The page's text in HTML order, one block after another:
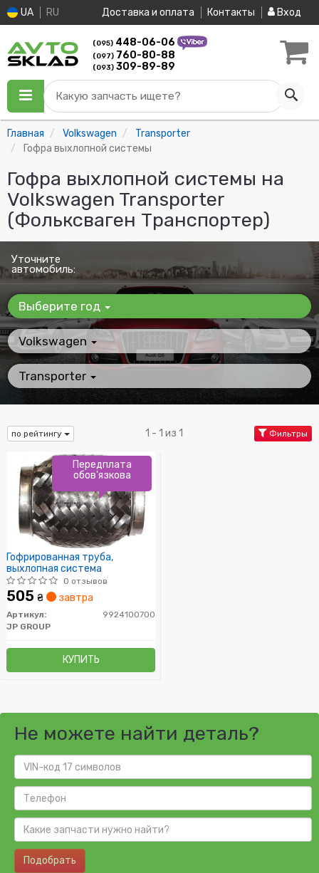
UA RU Доставка и оплата Контакты Вход
(095) 448-06-06
(097) 760-80-88
(093) 309-89-89
Какую запчасть ищете?
Главная Volkswagen
Transporter
Гофра выхлопной системы
Гофра выхлопной системы на
Volkswagen Transporter
(Фольксваген Транспортер)
Уточните
автомобиль:
Выберите год
Volkswagen
Transporter
по рейтингу 1 - 1 из 1 Фильтры
Гофрированная труба,
выхлопная система
0 отзывов
505 ₴ завтра
Артикул:
9924100700
JP GROUP
КУПИТЬ
Передплата
обов'язкова
Не можете найти деталь?
Подобрать